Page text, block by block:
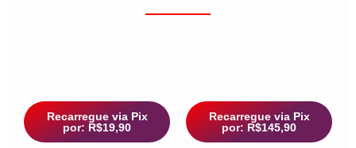
Recarregue via Pix
por: R$19,90
Recarregue via Pix
por: R$145,90